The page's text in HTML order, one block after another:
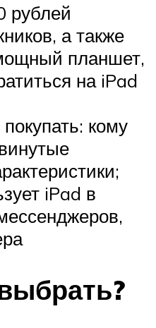
рублей
а также
планшет,
на iPad
кому
iPad в